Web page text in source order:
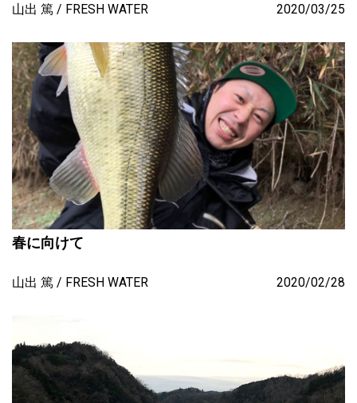
山出 篤 FRESH WATER 2020/03/25
春に向けて
山出 篤 FRESH WATER 2020/02/28